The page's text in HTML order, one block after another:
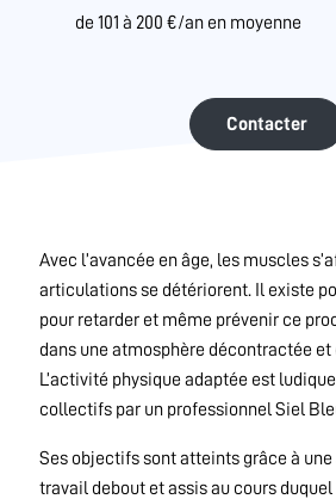
de 101 à 200 €/an en moyenne
Contacter
Avec l’avancée en âge, les muscles
articulations se détériorent. Il existe
pour retarder et même prévenir ce
dans une atmosphère décontractée
L’activité physique adaptée est
collectifs par un professionnel Siel
Ses objectifs sont atteints grâce à
travail debout et assis au cours